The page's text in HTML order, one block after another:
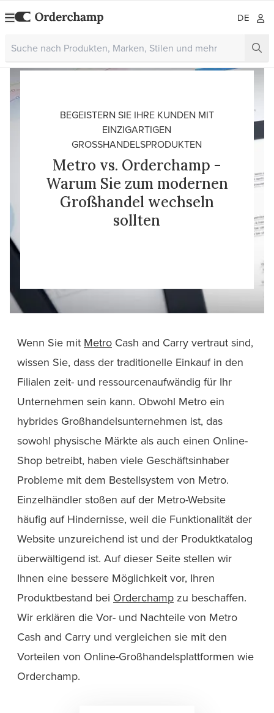
DE
BEGEISTERN SIE IHRE KUNDEN MIT
EINZIGARTIGEN
GROSSHANDELSPRODUKTEN
Metro vs. Orderchamp -
Warum Sie zum modernen
Großhandel wechseln
sollten
Wenn Sie mit Metro Cash and Carry vertraut sind,
wissen Sie, dass der traditionelle Einkauf in den
Filialen zeit- und ressourcenaufwändig für Ihr
Unternehmen sein kann. Obwohl Metro ein
hybrides Großhandelsunternehmen ist, das
sowohl physische Märkte als auch einen Online-
Shop betreibt, haben viele Geschäftsinhaber
Probleme mit dem Bestellsystem von Metro.
Einzelhändler stoßen auf der Metro-Website
häufig auf Hindernisse, weil die Funktionalität der
Website unzureichend ist und der Produktkatalog
überwältigend ist. Auf dieser Seite stellen wir
Ihnen eine bessere Möglichkeit vor, Ihren
Produktbestand bei Orderchamp zu beschaffen.
Wir erklären die Vor- und Nachteile von Metro
Cash and Carry und vergleichen sie mit den
Vorteilen von Online-Großhandelsplattformen wie
Orderchamp.